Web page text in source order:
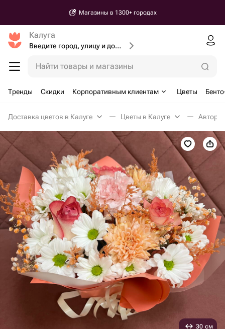
Магазины в 1300+ городах
Калуга
Введите город, улицу и дом доставки
Найти товары и магазины
Тренды Скидки Корпоративным клиентам Цветы
Доставка цветов в Калуге Цветы в Калуге
30 см